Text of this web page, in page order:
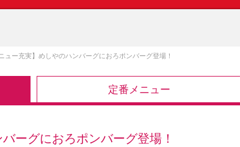
ニュー充実】めしやのハンバーグにおろポンバーグ登場！
定番メニュー
ーグにおろポンバーグ登場！